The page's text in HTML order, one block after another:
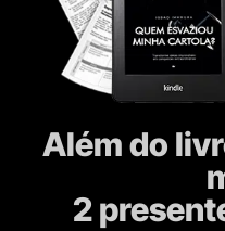
Além do
2